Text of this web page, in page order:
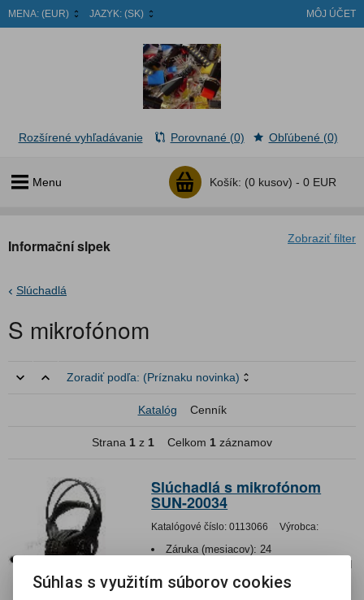
MENA: (EUR) JAZYK: (SK) MÔJ ÚČET
Menu Košík: (0 kusov) - 0 EUR
Rozšírené vyhľadávanie Porovnané (0) Obľúbené (0)
Zobraziť filter
Informační slpek
Slúchadlá
S mikrofónom
Zoradiť podľa: (Príznaku novinka)
Katalóg Cenník
Strana 1 z 1 Celkom 1 záznamov
Slúchadlá s mikrofónom
SUN-20034
Katalógové číslo: 0113066 Výrobca:
Záruka (mesiacov): 24
Termín dodania(prac.dni)-platí pre sklad
LIESKOVEC:skladom
Súhlas s využitím súborov cookies